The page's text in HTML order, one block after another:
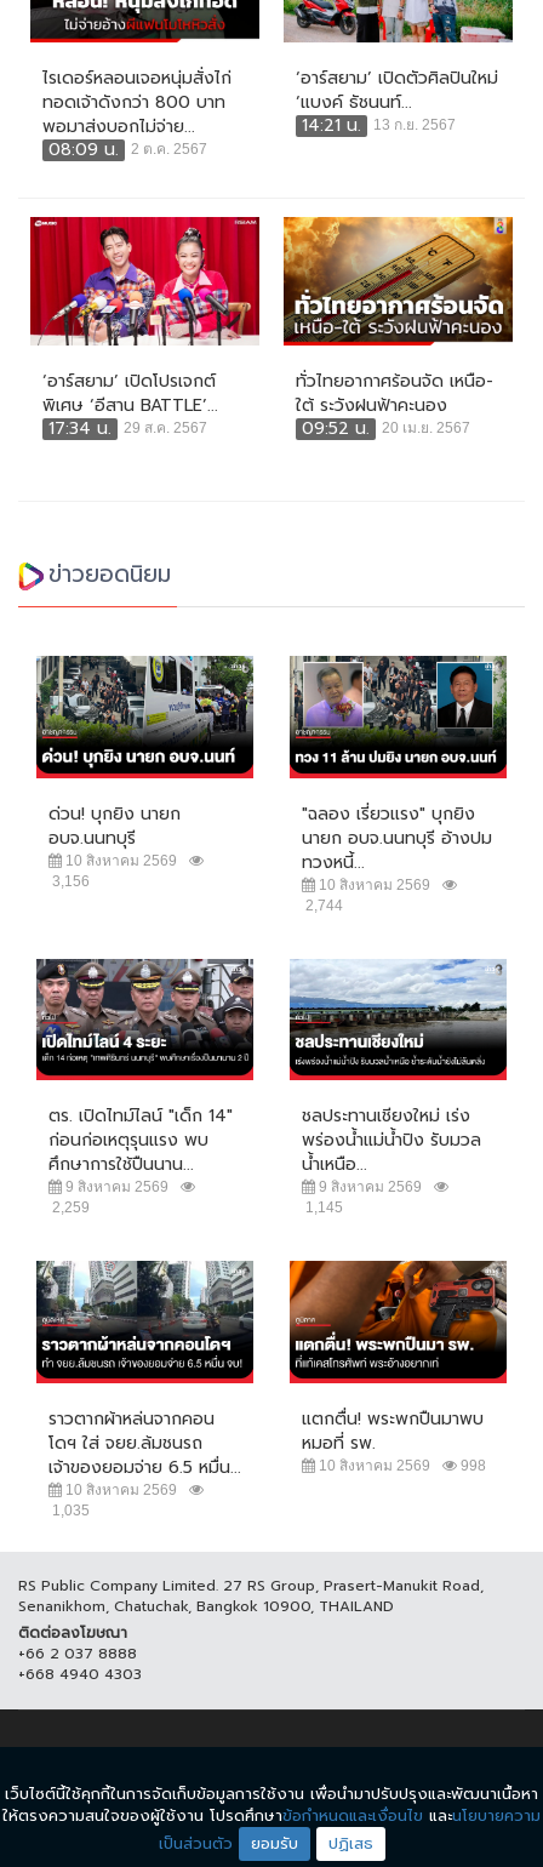
ไรเดอร์หลอนเจอหนุ่มสั่งไก่
ทอดเจ้าดังกว่า 800 บาท
พอมาส่งบอกไม่จ่าย...
08:09 น.
2 ต.ค. 2567
‘อาร์สยาม’ เปิดตัวศิลปินใหม่
‘แบงค์ ธัชนนท์...
14:21 น.
13 ก.ย. 2567
‘อาร์สยาม’ เปิดโปรเจกต์
พิเศษ ‘อีสาน BATTLE’...
17:34 น.
29 ส.ค. 2567
ทั่วไทยอากาศร้อนจัด เหนือ-
ใต้ ระวังฝนฟ้าคะนอง
09:52 น.
20 เม.ย. 2567
ข่าวยอดนิยม
ด่วน! บุกยิง นายก
อบจ.นนทบุรี
10 สิงหาคม 2569
3,156
"ฉลอง เรี่ยวแรง" บุกยิง
นายก อบจ.นนทบุรี อ้างปม
ทวงหนี้...
10 สิงหาคม 2569
2,744
ตร. เปิดไทม์ไลน์ "เด็ก 14"
ก่อนก่อเหตุรุนแรง พบ
ศึกษาการใช้ปืนนาน...
9 สิงหาคม 2569
2,259
ชลประทานเชียงใหม่ เร่ง
พร่องน้ำแม่น้ำปิง รับมวล
น้ำเหนือ...
9 สิงหาคม 2569
1,145
ราวตากผ้าหล่นจากคอน
โดฯ ใส่ จยย.ล้มชนรถ
เจ้าของยอมจ่าย 6.5 หมื่น...
10 สิงหาคม 2569
1,035
แตกตื่น! พระพกปืนมาพบ
หมอที่ รพ.
10 สิงหาคม 2569 998
RS Public Company Limited. 27 RS Group, Prasert-Manukit Road,
Senanikhom, Chatuchak, Bangkok 10900, THAILAND
ติดต่อลงโฆษณา
+66 2 037 8888
+668 4940 4303
© COPYRIGHT 2017 THAICH8.COM, ALL RIGHT RESERVED.
ข้อกำหนดและเงื่อนไข นโยบายความเป็นส่วนตัว
เว็บไซต์นี้ใช้คุกกี้ในการจัดเก็บข้อมูลการใช้งาน เพื่อนำมาปรับปรุงและพัฒนาเนื้อหา
ให้ตรงความสนใจของผู้ใช้งาน โปรดศึกษาข้อกำหนดและเงื่อนไข และนโยบายความ
เป็นส่วนตัว
ยอมรับ ปฏิเสธ